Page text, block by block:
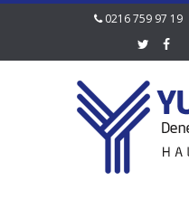
0216 759 97 19